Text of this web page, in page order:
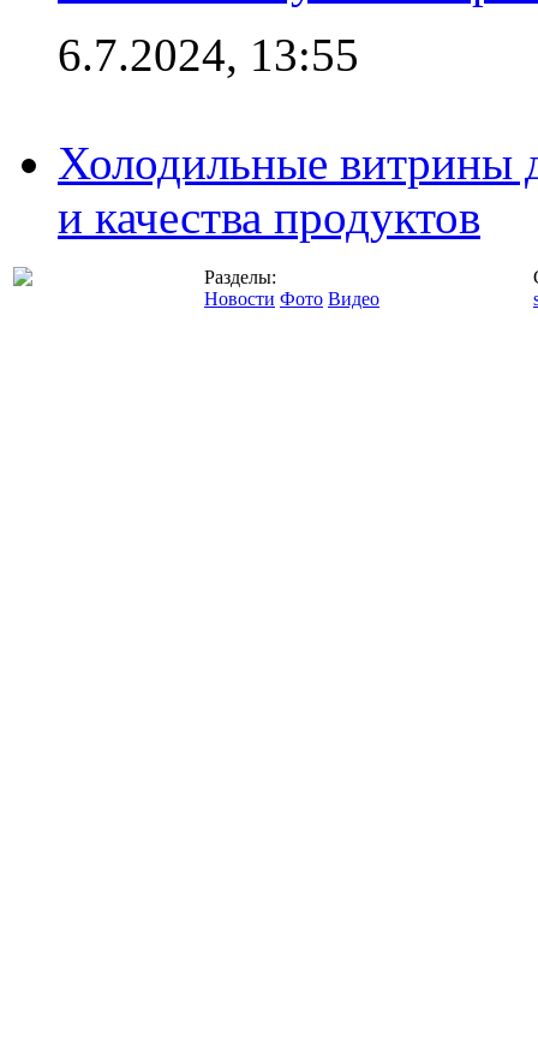
6.7.2024, 13:55
Холодильные витрины
и качества продуктов
Разделы:
Новости Фото Видео